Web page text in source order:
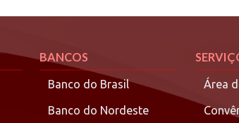
BANCOS
Banco do Brasil
Banco do Nordeste
Área